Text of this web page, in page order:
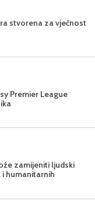
stvorena za vječnost
Premier League
zamijeniti ljudski
humanitarnih